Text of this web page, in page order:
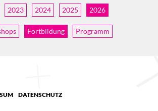
2023 2024 2025 2026
Fortbildung Programm
DATENSCHUTZ